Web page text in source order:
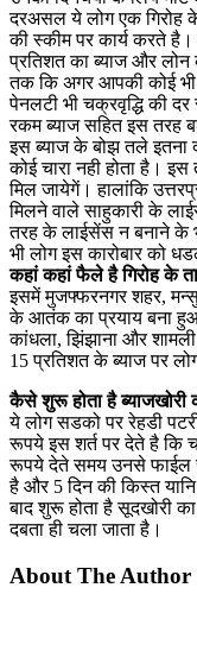
दरअसल ये लोग एक गिरोह
की स्कीम पर कार्य करते
प्रतिशत का ब्याज और लोन
तक कि अगर आपकी कोई भी
पेनलटी भी चक्रवृद्धि की दर
रकम ब्याज सहित इस तरह
इस ब्याज के बोझ तले इतना
कोई चारा नही होता है।
मिल जायेगें। हालांकि
मिलने वाले साहुकारी के
तरह के लाईसेंस न बनाने के
भी लोग इस कारोबार को
कहां कहां फैले है गिरोह के
इसमें मुजफ्फरनगर शहर,
के आतंक का प्रयाय बना
कांधला, झिंझाना और
15 प्रतिशत के ब्याज पर
कैसे शुरू होता है
ये लोग सडको पर रेहडी
रूपये इस शर्त पर देते है कि
रूपये देते समय उनसे फाईल
है और 5 दिन की किस्त
बाद शुरू होता है सूदखोरी
दबता ही चला जाता है।
About The Author